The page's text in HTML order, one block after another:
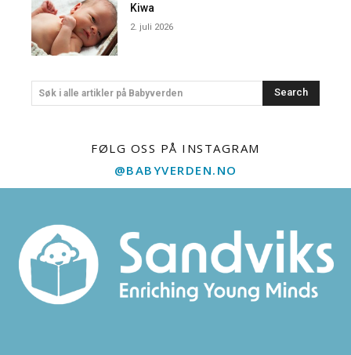
Kiwa
2. juli 2026
Søk i alle artikler på Babyverden Search
FØLG OSS PÅ INSTAGRAM
@BABYVERDEN.NO